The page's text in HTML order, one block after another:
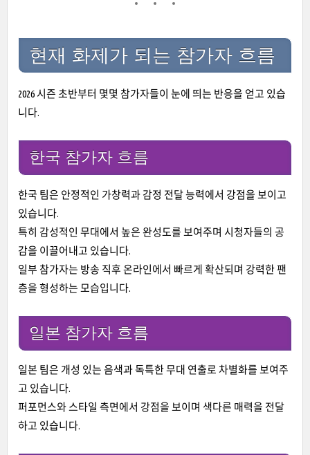
현재 화제가 되는 참가자 흐름
2026 시즌 초반부터 몇몇 참가자들이 눈에 띄는 반응을 얻고 있습
니다.
한국 참가자 흐름
한국 팀은 안정적인 가창력과 감정 전달 능력에서 강점을 보이고
있습니다.
특히 감성적인 무대에서 높은 완성도를 보여주며 시청자들의 공
감을 이끌어내고 있습니다.
일부 참가자는 방송 직후 온라인에서 빠르게 확산되며 강력한 팬
층을 형성하는 모습입니다.
일본 참가자 흐름
일본 팀은 개성 있는 음색과 독특한 무대 연출로 차별화를 보여주
고 있습니다.
퍼포먼스와 스타일 측면에서 강점을 보이며 색다른 매력을 전달
하고 있습니다.